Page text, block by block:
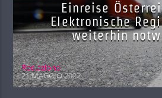
Einreise
Elektronische
weiterhin
Red.azione
21 MAGGIO 2022